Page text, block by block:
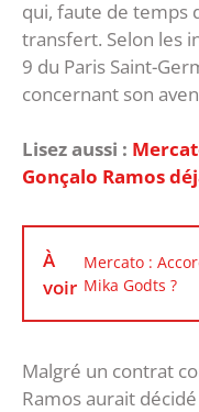
qui, faute de temps
transfert. Selon les
9 du Paris Saint-
concernant son
Lisez aussi :
Gonçalo Ramos
À
voir
Mercato :
Mika Godts ?
Malgré un contrat
Ramos aurait